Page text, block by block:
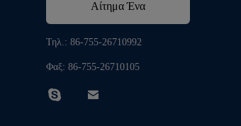
Αίτημα Ένα
απόσπασμα
Τηλ.: 86-755-26710992
Φαξ: 86-755-26710105
 